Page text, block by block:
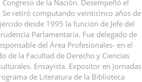
de la Nación. Desempeñó el
retiró computando veinticinco años de
desde 1995 la función de Jefe del
Parlamentaria. Fue delegado de
del Área Profesionales- en el
de la Facultad de Derecho y Ciencias
Ensayista. Expositor en Jornadas
de Literatura de la Biblioteca